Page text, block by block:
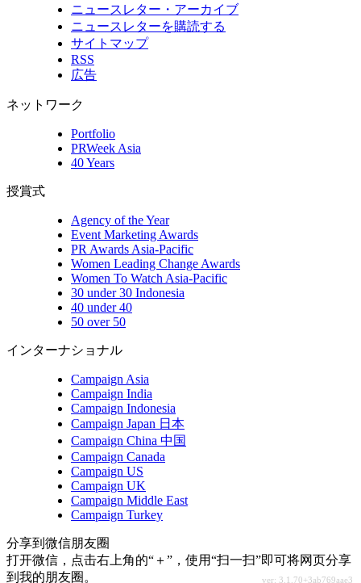
ニュースレター・アーカイブ
ニュースレターを購読する
サイトマップ
RSS
広告
ネットワーク
Portfolio
PRWeek Asia
40 Years
授賞式
Agency of the Year
Event Marketing Awards
PR Awards Asia-Pacific
Women Leading Change Awards
Women To Watch Asia-Pacific
30 under 30 Indonesia
40 under 40
50 over 50
インターナショナル
Campaign Asia
Campaign India
Campaign Indonesia
Campaign Japan 日本
Campaign China 中国
Campaign Canada
Campaign US
Campaign UK
Campaign Middle East
Campaign Turkey
分享到微信朋友圈
打开微信，点击右上角的“＋”，使用“扫一扫”即可将网页分享
到我的朋友圈。